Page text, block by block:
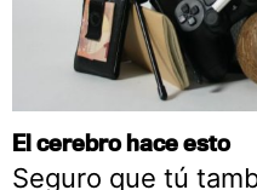
El cerebro hace esto
Seguro que tú